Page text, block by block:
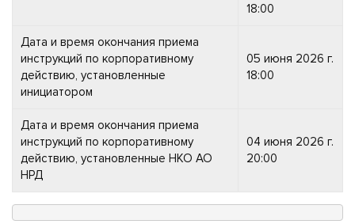
18:00
Дата и время окончания приема
инструкций по корпоративному
действию, установленные
инициатором
05 июня 2026 г.
18:00
Дата и время окончания приема
инструкций по корпоративному
действию, установленные НКО АО
НРД
04 июня 2026 г.
20:00